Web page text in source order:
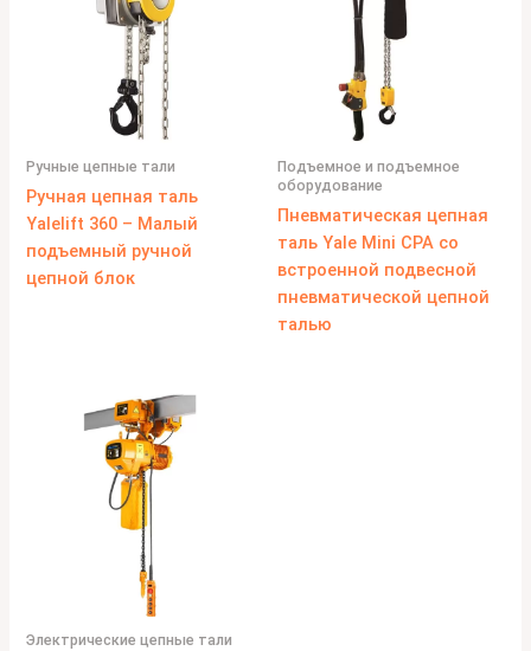
Ручные цепные тали
Ручная цепная таль
Yalelift 360 – Малый
подъемный ручной
цепной блок
Подъемное и подъемное
оборудование
Пневматическая цепная
таль Yale Mini CPA со
встроенной подвесной
пневматической цепной
талью
Электрические цепные тали